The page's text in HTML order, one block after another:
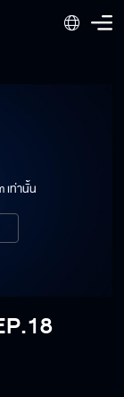
เท่านั้น